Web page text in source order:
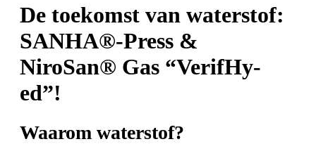
De toekomst van waterstof:
SANHA®-Press &
NiroSan® Gas “VerifHy-
ed”!
Waarom waterstof?